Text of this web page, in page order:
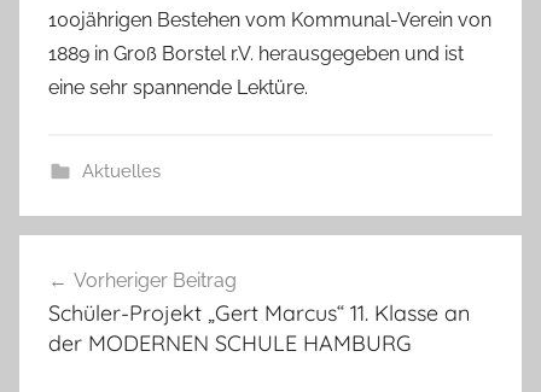
100jährigen Bestehen vom Kommunal-Verein von
1889 in Groß Borstel r.V. herausgegeben und ist
eine sehr spannende Lektüre.
Aktuelles
Vorheriger Beitrag
Schüler-Projekt „Gert Marcus“ 11. Klasse an
der MODERNEN SCHULE HAMBURG